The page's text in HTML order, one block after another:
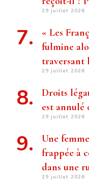
29 juillet 2026
« Les
fulmine
traversant
29 juillet 2026
Droits
est annulé
29 juillet 2026
Une
frappée à
dans une
29 juillet 2026